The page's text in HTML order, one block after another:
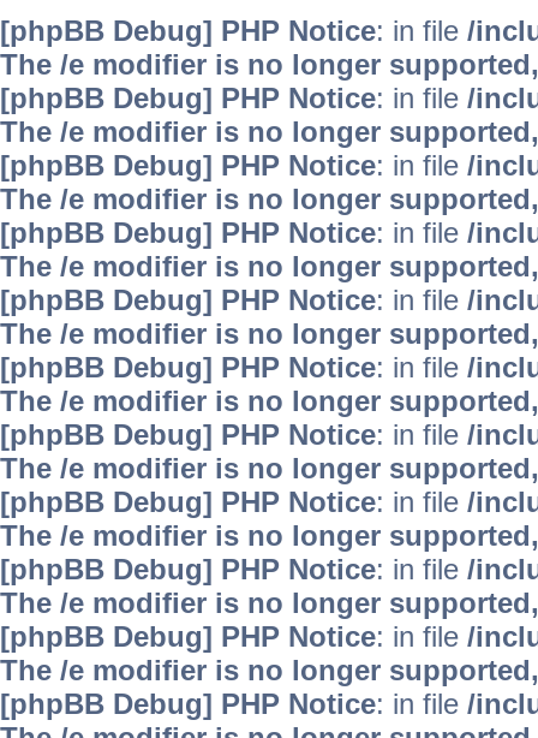
[phpBB Debug] PHP Notice: in file /
The /e modifier is no longer
[phpBB Debug] PHP Notice: in file /
The /e modifier is no longer
[phpBB Debug] PHP Notice: in file /
The /e modifier is no longer
[phpBB Debug] PHP Notice: in file /
The /e modifier is no longer
[phpBB Debug] PHP Notice: in file /
The /e modifier is no longer
[phpBB Debug] PHP Notice: in file /
The /e modifier is no longer
[phpBB Debug] PHP Notice: in file /
The /e modifier is no longer
[phpBB Debug] PHP Notice: in file /
The /e modifier is no longer
[phpBB Debug] PHP Notice: in file /
The /e modifier is no longer
[phpBB Debug] PHP Notice: in file /
The /e modifier is no longer
[phpBB Debug] PHP Notice: in file /